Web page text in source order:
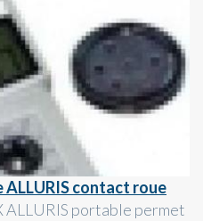
ALLURIS contact roue
ALLURIS portable permet